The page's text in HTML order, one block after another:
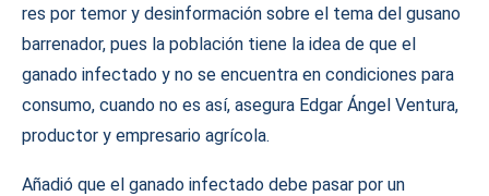
res por temor y desinformación sobre el tema del gusano
barrenador, pues la población tiene la idea de que el
ganado infectado y no se encuentra en condiciones para
consumo, cuando no es así, asegura Edgar Ángel Ventura,
productor y empresario agrícola.
Añadió que el ganado infectado debe pasar por un